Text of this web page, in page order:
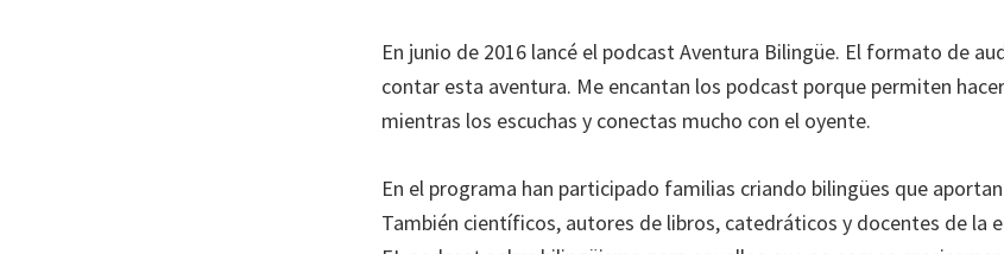
En junio de 2016 lancé el podcast Aventura Bilingüe. El formato de
contar esta aventura. Me encantan los podcast porque permiten
mientras los escuchas y conectas mucho con el oyente.
En el programa han participado familias criando bilingües que
También científicos, autores de libros, catedráticos y docentes de la